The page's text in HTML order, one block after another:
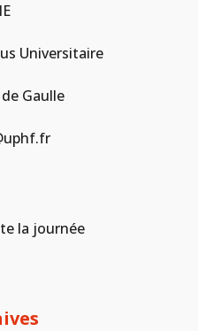
Universitaire
Gaulle
la journée